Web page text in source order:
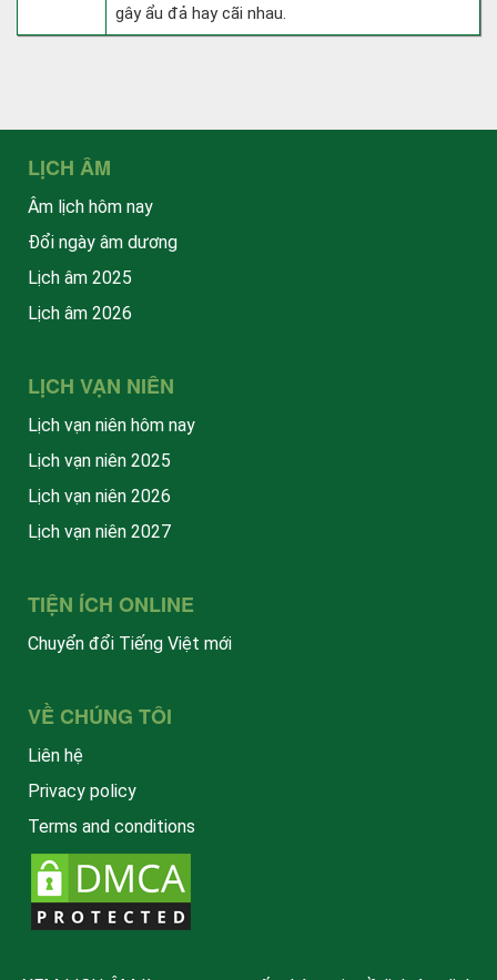
gây ẩu đả hay cãi nhau.
LỊCH ÂM
Âm lịch hôm nay
Đổi ngày âm dương
Lịch âm 2025
Lịch âm 2026
LỊCH VẠN NIÊN
Lịch vạn niên hôm nay
Lịch vạn niên 2025
Lịch vạn niên 2026
Lịch vạn niên 2027
TIỆN ÍCH ONLINE
Chuyển đổi Tiếng Việt mới
VỀ CHÚNG TÔI
Liên hệ
Privacy policy
Terms and conditions